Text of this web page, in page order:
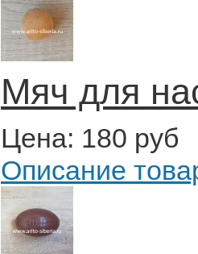
Мяч для
Цена: 180 руб
Описание